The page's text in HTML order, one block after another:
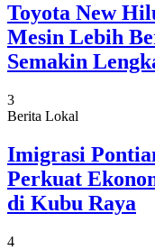
Toyota New
Mesin Lebih
Semakin
3
Berita Lokal
Imigrasi
Perkuat
di Kubu Raya
4